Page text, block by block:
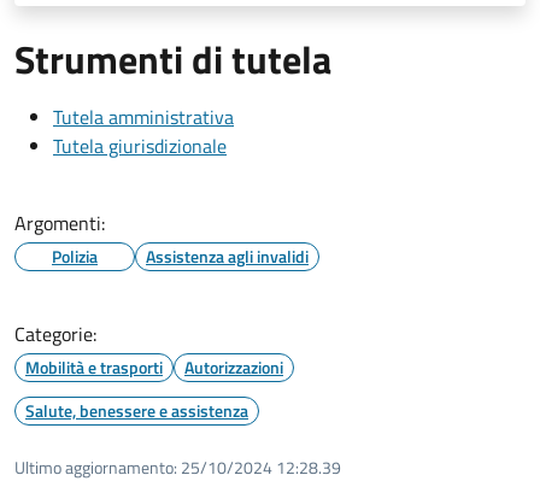
Strumenti di tutela
Tutela amministrativa
Tutela giurisdizionale
Argomenti:
Polizia Assistenza agli invalidi
Categorie:
Mobilità e trasporti
Autorizzazioni
Salute, benessere e assistenza
Ultimo aggiornamento: 25/10/2024 12:28.39